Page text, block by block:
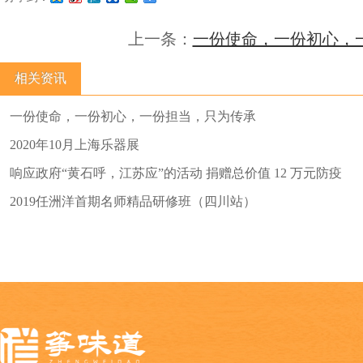
上一条： 一份使命，一份初心，
相关资讯
一份使命，一份初心，一份担当，只为传承
2020年10月上海乐器展
响应政府“黄石呼，江苏应”的活动 捐赠总价值 12 万元防疫
物资发往湖北黄石
2019任洲洋首期名师精品研修班（四川站）